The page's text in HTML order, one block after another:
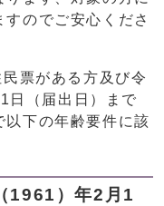
のでご安心くださ
票がある方及び令
日（届出日）まで
以下の年齢要件に該
1961）年2月1